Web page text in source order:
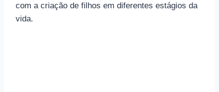
com a criação de filhos em diferentes estágios da
vida.